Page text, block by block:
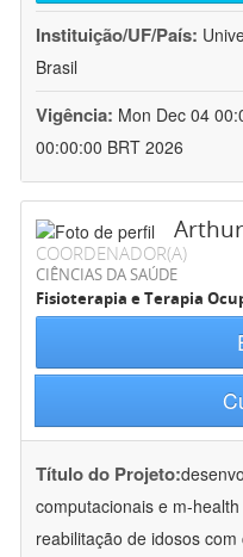
Instituição/UF/País:
Brasil
Vigência: Mon Dec 04
00:00:00 BRT 2026
COORDENADOR(A)
CIÊNCIAS DA SAÚDE
Fisioterapia e Terapia
Título do Projeto:
computacionais e m-
reabilitação de idosos